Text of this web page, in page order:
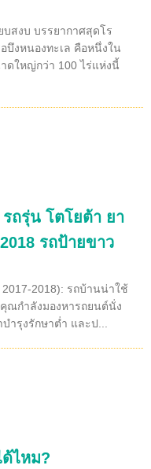
สงบ บรรยากาศสุดโร
บึงหนองทะเล คือหนึ่งใน
ดใหญ่กว่า 100 ไร่แห่งนี้
ถรุ่น โตโยต้า ยา
รถป้ายขาว
2017-2018): รถบ้านน่าใช้
ณกำลังมองหารถยนต์นั่ง
รุงรักษาต่ำ และป...
ไหม?